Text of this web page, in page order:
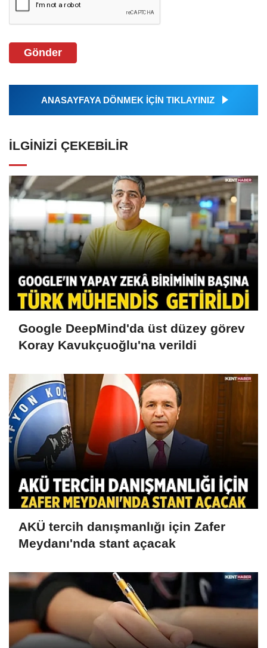
Gönder
ANASAYFAYA DÖNMEK İÇİN TIKLAYINIZ
İLGINIZI ÇEKEBILIR
Google DeepMind'da üst düzey görev
Koray Kavukçuoğlu'na verildi
AKÜ tercih danışmanlığı için Zafer
Meydanı'nda stant açacak